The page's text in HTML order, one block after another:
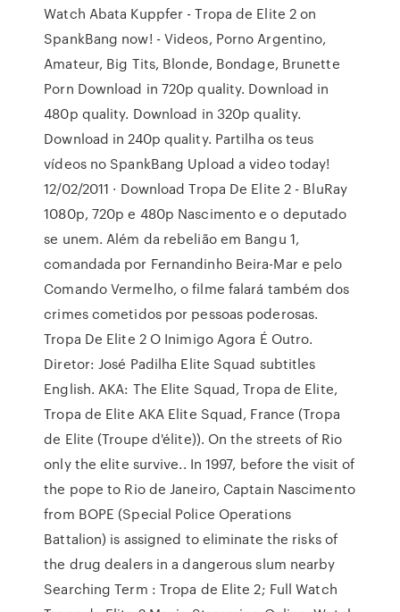
Watch Abata Kuppfer - Tropa de Elite 2 on
SpankBang now! - Videos, Porno Argentino,
Amateur, Big Tits, Blonde, Bondage, Brunette
Porn Download in 720p quality. Download in
480p quality. Download in 320p quality.
Download in 240p quality. Partilha os teus
vídeos no SpankBang Upload a video today!
12/02/2011 · Download Tropa De Elite 2 - BluRay
1080p, 720p e 480p Nascimento e o deputado
se unem. Além da rebelião em Bangu 1,
comandada por Fernandinho Beira-Mar e pelo
Comando Vermelho, o filme falará também dos
crimes cometidos por pessoas poderosas.
Tropa De Elite 2 O Inimigo Agora É Outro.
Diretor: José Padilha Elite Squad subtitles
English. AKA: The Elite Squad, Tropa de Elite,
Tropa de Elite AKA Elite Squad, France (Tropa
de Elite (Troupe d'élite)). On the streets of Rio
only the elite survive.. In 1997, before the visit of
the pope to Rio de Janeiro, Captain Nascimento
from BOPE (Special Police Operations
Battalion) is assigned to eliminate the risks of
the drug dealers in a dangerous slum nearby
Searching Term : Tropa de Elite 2; Full Watch